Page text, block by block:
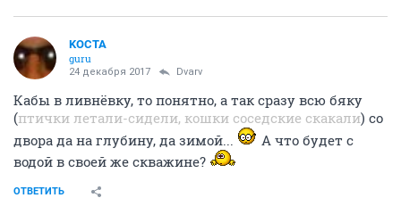
KOCTA
guru
24 декабря 2017 Dvarv
Кабы в ливнёвку, то понятно, а так сразу всю бяку
(птички летали-сидели, кошки соседские скакали) со
двора да на глубину, да зимой...
А что будет с
водой в своей же скважине?
ОТВЕТИТЬ